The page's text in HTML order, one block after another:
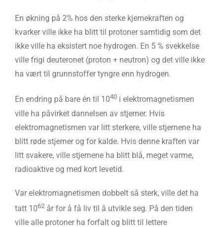
En økning på 2% hos den sterke kjernekraften og
kvarker ville ikke ha blitt til protoner samtidig som det
ikke ville ha eksistert noe hydrogen. En 5 % svekkelse
ville frigi deuteronet (proton + neutron) og det ville ikke
ha vært til grunnstoffer tyngre enn hydrogen.
En endring på bare én til 1040 i elektromagnetismen
ville ha påvirket dannelsen av stjerner. Hvis
elektromagnetismen var litt sterkere, ville stjernene ha
blitt røde stjerner og for kalde. Hvis denne kraften var
litt svakere, ville stjernene ha blitt blå, meget varme,
radioaktive og med kort levetid.
Var elektromagnetismen dobbelt så sterk, ville det ha
tatt 1062 år for å få liv til å utvikle seg. På den tiden
ville alle protoner ha forfalt og blitt til lettere